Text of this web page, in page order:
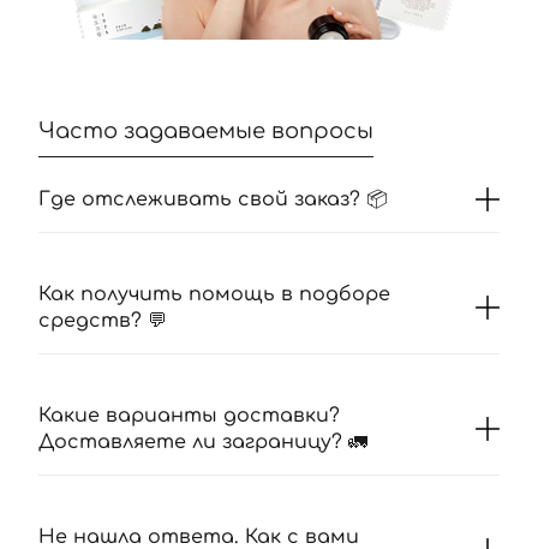
Часто задаваемые вопросы
Где отслеживать свой заказ? 📦
Как получить помощь в подборе
средств? 💬
Какие варианты доставки?
Доставляете ли заграницу? 🚛
Не нашла ответа. Как с вами